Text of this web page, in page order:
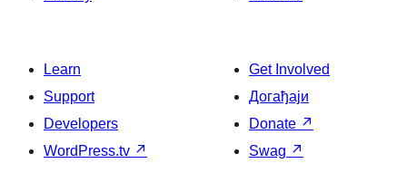
Learn
Support
Developers
WordPress.tv ↗
Get Involved
Догађаји
Donate ↗
Swag ↗